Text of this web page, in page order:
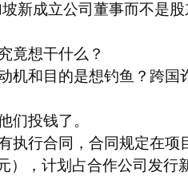
新成立公司董事而不是
竟想干什么？
机和目的是想钓鱼？跨国
们投钱了。
执行合同，合同规定在项
），计划占合作公司发行